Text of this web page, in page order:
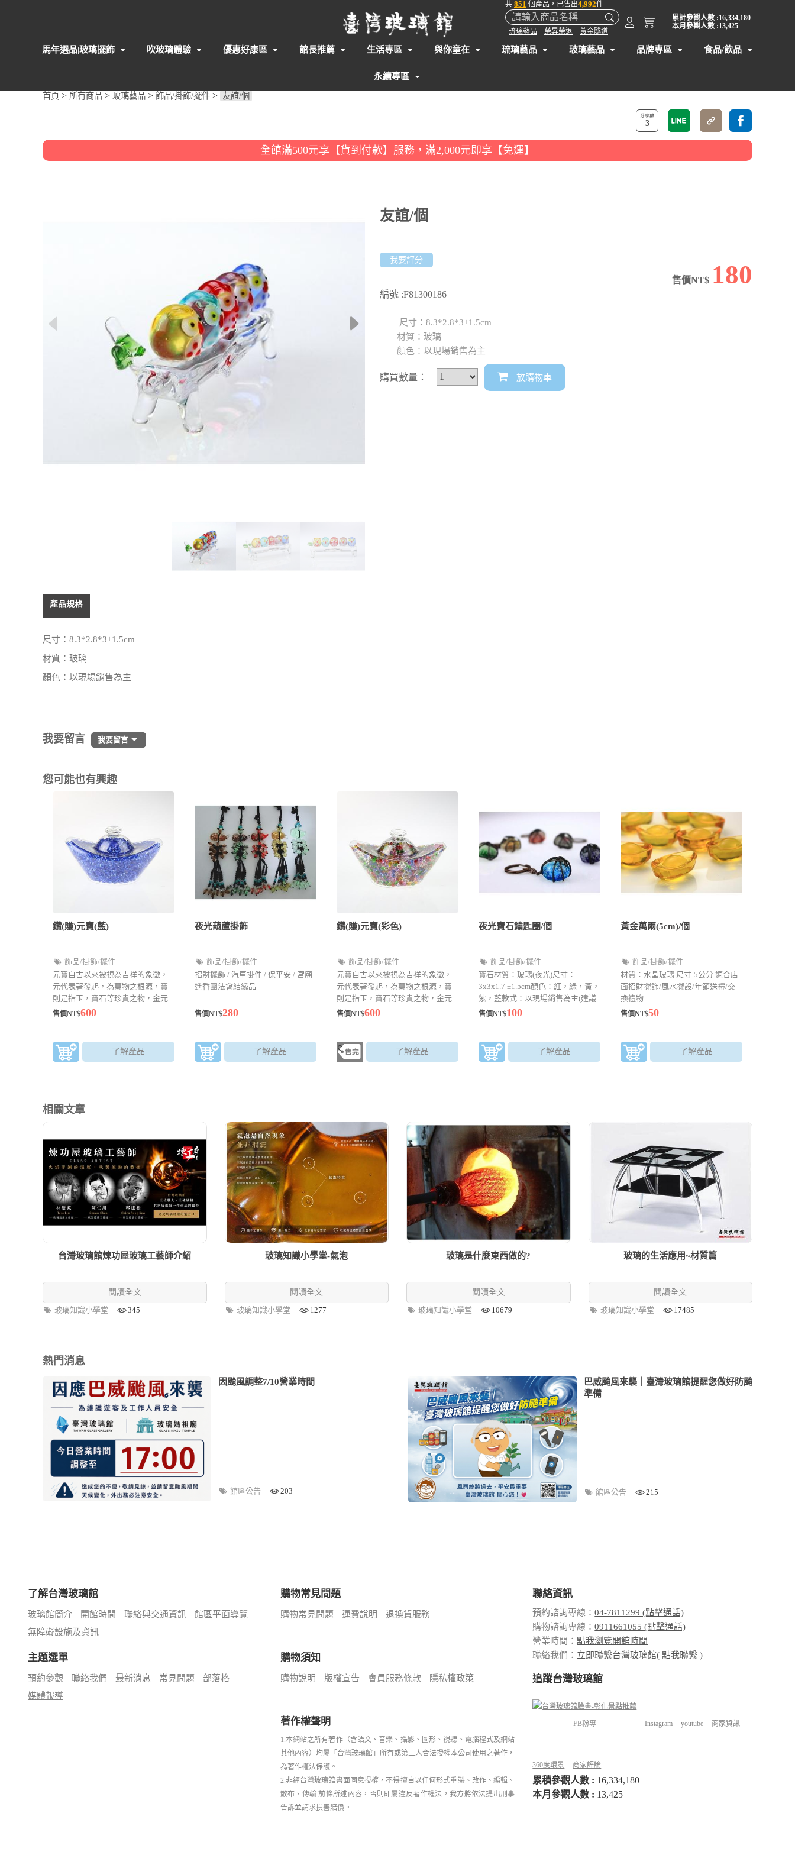
共 851 個產品，已售出4,992件
琉璃藝品 榮昇榮退 黃金隧道
累計參觀人數 :16,334,180
本月參觀人數 :13,425
馬年選品|玻璃擺飾 吹玻璃體驗 優惠好康區 館長推薦 生活專區 與你童在 琉璃藝品 玻璃藝品 品牌專區 食品/飲品
永續專區
首頁 > 所有商品 > 玻璃藝品 > 飾品/掛飾/擺件 > 友誼/個
3
全館滿500元享【貨到付款】服務，滿2,000元即享【免運】
友誼/個
我要評分
售價NT$ 180
編號 :F81300186
尺寸：8.3*2.8*3±1.5cm
材質：玻璃
顏色：以現場銷售為主
購買數量： 放購物車
產品規格
尺寸：8.3*2.8*3±1.5cm
材質：玻璃
顏色：以現場銷售為主
我要留言 我要留言
您可能也有興趣
鑽(賺)元寶(藍)
飾品/掛飾/擺件
元寶自古以來被視為吉祥的象徵，
元代表著發起，為萬物之根源，寶
則是指玉，寶石等珍貴之物，金元
寶帶有財，聚財的含意，象徵著榮
售價NT$600
了解產品
夜光葫蘆掛飾
飾品/掛飾/擺件
招財擺飾 / 汽車掛件 / 保平安 / 宮廟
進香團法會結緣品
售價NT$280
了解產品
鑽(賺)元寶(彩色)
飾品/掛飾/擺件
元寶自古以來被視為吉祥的象徵，
元代表著發起，為萬物之根源，寶
則是指玉，寶石等珍貴之物，金元
寶帶有財，聚財的含意，象徵著榮
售價NT$600
了解產品
夜光寶石鑰匙圈/個
飾品/掛飾/擺件
寶石材質：玻璃(夜光)尺寸：
3x3x1.7 ±1.5cm顏色：紅，綠，黃，
紫，藍款式：以現場銷售為主(建議
可先來電詢問該顏色由無現貨，謝
售價NT$100
了解產品
黃金萬兩(5cm)/個
飾品/掛飾/擺件
材質：水晶玻璃 尺寸:5公分 適合店
面招財擺飾/風水擺設/年節送禮/交
換禮物
售價NT$50
了解產品
相關文章
台灣玻璃館煉功屋玻璃工藝師介紹
閱讀全文
玻璃知識小學堂
345
玻璃知識小學堂-氣泡
閱讀全文
玻璃知識小學堂
1277
玻璃是什麼東西做的?
閱讀全文
玻璃知識小學堂
10679
玻璃的生活應用~材質篇
閱讀全文
玻璃知識小學堂
17485
熱門消息
因颱風調整7/10營業時間
館區公告 203
巴威颱風來襲｜臺灣玻璃館提醒您做好防颱
準備
館區公告 215
了解台灣玻璃館
玻璃館簡介 開館時間 聯絡與交通資訊
館區平面導覽
無障礙設施及資訊
主題選單
預約參觀 聯絡我們 最新消息 常見問題
部落格
媒體報導
購物常見問題
購物常見問題 運費說明 退換貨服務
購物須知
購物說明 版權宣告 會員服務條款 隱私權政策
著作權聲明
1.本網站之所有著作（含語文、音樂、攝影、圖形、視聽、電腦程式及網站
其他內容）均屬「台灣玻璃館」所有或第三人合法授權本公司使用之著作，
為著作權法保護。
2.非經台灣玻璃館書面同意授權，不得擅自以任何形式重製、改作、編輯、
散布、傳輸 前條所述內容，否則即屬違反著作權法，我方將依法提出刑事
告訴並請求損害賠償。
聯絡資訊
預約諮詢專線：04-7811299 (點擊通話)
購物諮詢專線：0911661055 (點擊通話)
營業時間：點我瀏覽開館時間
聯絡我們： 立即聯繫台灣玻璃館( 點我聯繫 )
追蹤台灣玻璃館
FB粉專 Instagram youtube 商家資訊
360度環景 商家評論
累積參觀人數 : 16,334,180
本月參觀人數 : 13,425